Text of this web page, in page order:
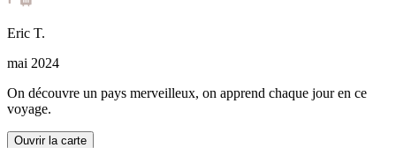
Eric T.
mai 2024
On découvre un pays merveilleux, on apprend chaque jour en ce
voyage.
Ouvrir la carte